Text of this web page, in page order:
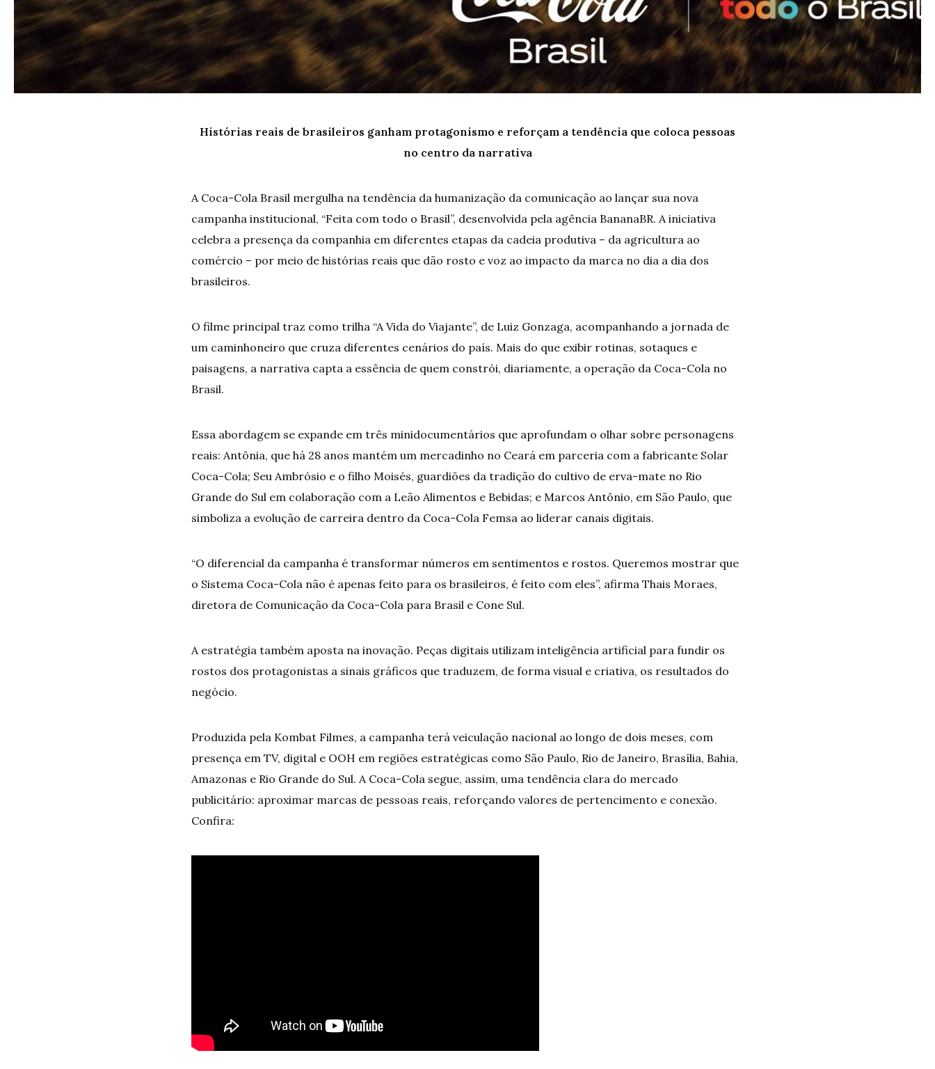
Histórias reais de brasileiros ganham protagonismo e reforçam a tendência que coloca pessoas
no centro da narrativa
A Coca-Cola Brasil mergulha na tendência da humanização da comunicação ao lançar sua nova
campanha institucional, “Feita com todo o Brasil”, desenvolvida pela agência BananaBR. A iniciativa
celebra a presença da companhia em diferentes etapas da cadeia produtiva – da agricultura ao
comércio – por meio de histórias reais que dão rosto e voz ao impacto da marca no dia a dia dos
brasileiros.
O filme principal traz como trilha “A Vida do Viajante”, de Luiz Gonzaga, acompanhando a jornada de
um caminhoneiro que cruza diferentes cenários do país. Mais do que exibir rotinas, sotaques e
paisagens, a narrativa capta a essência de quem constrói, diariamente, a operação da Coca-Cola no
Brasil.
Essa abordagem se expande em três minidocumentários que aprofundam o olhar sobre personagens
reais: Antônia, que há 28 anos mantém um mercadinho no Ceará em parceria com a fabricante Solar
Coca-Cola; Seu Ambrósio e o filho Moisés, guardiões da tradição do cultivo de erva-mate no Rio
Grande do Sul em colaboração com a Leão Alimentos e Bebidas; e Marcos Antônio, em São Paulo, que
simboliza a evolução de carreira dentro da Coca-Cola Femsa ao liderar canais digitais.
“O diferencial da campanha é transformar números em sentimentos e rostos. Queremos mostrar que
o Sistema Coca-Cola não é apenas feito para os brasileiros, é feito com eles”, afirma Thais Moraes,
diretora de Comunicação da Coca-Cola para Brasil e Cone Sul.
A estratégia também aposta na inovação. Peças digitais utilizam inteligência artificial para fundir os
rostos dos protagonistas a sinais gráficos que traduzem, de forma visual e criativa, os resultados do
negócio.
Produzida pela Kombat Filmes, a campanha terá veiculação nacional ao longo de dois meses, com
presença em TV, digital e OOH em regiões estratégicas como São Paulo, Rio de Janeiro, Brasília, Bahia,
Amazonas e Rio Grande do Sul. A Coca-Cola segue, assim, uma tendência clara do mercado
publicitário: aproximar marcas de pessoas reais, reforçando valores de pertencimento e conexão.
Confira: